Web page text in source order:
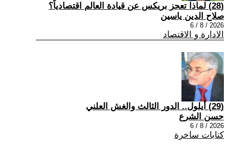
(28) لماذا تعجز بريكس عن قيادة العالم اقتصادياً؟
صلاح الدين ياسين
2026 / 8 / 6
الادارة و الاقتصاد
(29) أيلول.. الدور الثالث والغش العلني
حسن الشرع
2026 / 8 / 6
كتابات ساخرة